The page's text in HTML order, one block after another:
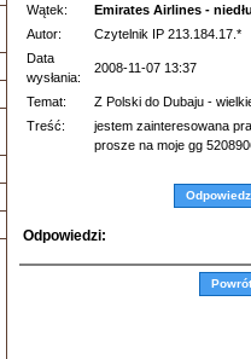
Wątek:
Emirates Airlines -
Autor:
Czytelnik IP 213.184.17.*
Data
wysłania:
2008-11-07 13:37
Temat:
Z Polski do Dubaju -
Treść:
jestem zainteresowana
prosze na moje gg
Odpowiedz
Odpowiedzi: